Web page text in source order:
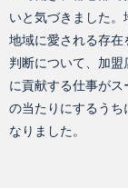
いと気づきました。
地域に愛される存
判断について、加
に貢献する仕事が
の当たりにするうち
なりました。